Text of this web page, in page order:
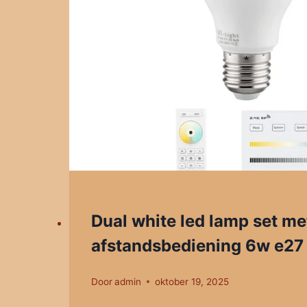
Dual white led lamp set
afstandsbediening 6w e27
Door admin oktober 19, 2025